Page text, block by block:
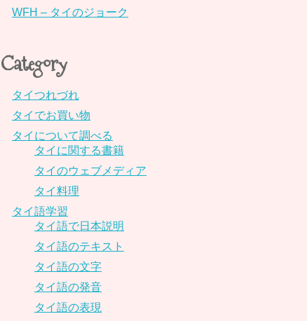
WFH – タイのジョーク
Category
タイつれづれ
タイでお買い物
タイについて調べる
タイに関する書籍
タイのウェブメディア
タイ料理
タイ語学習
タイ語で日本説明
タイ語のテキスト
タイ語の文字
タイ語の発音
タイ語の表現